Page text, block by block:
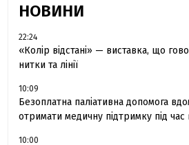
НОВИНИ
22:24
«Колір відстані» — виставка, що
нитки та лінії
10:09
Безоплатна паліативна допомога
отримати медичну підтримку під
10:00